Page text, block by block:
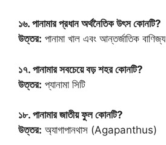
১৬. পানামার প্রধান অর্থনৈতিক উৎস কোনটি?
উত্তর: পানামা খাল এবং আন্তর্জাতিক বাণিজ্য
১৭. পানামার সবচেয়ে বড় শহর কোনটি?
উত্তর: প্যানামা সিটি
১৮. পানামার জাতীয় ফুল কোনটি?
উত্তর: অ্যাগাপানথাস (Agapanthus)